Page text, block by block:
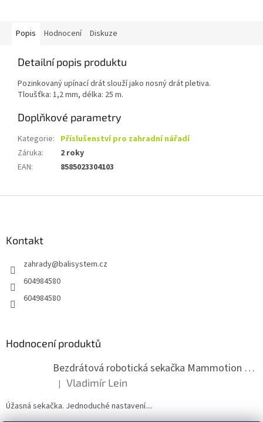
Popis Hodnocení Diskuze
Detailní popis produktu
Pozinkovaný upínací drát slouží jako nosný drát pletiva.
Tloušťka: 1,2 mm, délka: 25 m.
Doplňkové parametry
Kategorie: Příslušenství pro zahradní nářadí
Záruka:
2 roky
EAN: 8585023304103
Kontakt
zahrady@balisystem.cz
604984580
604984580
Hodnocení produktů
Bezdrátová robotická sekačka Mammotion LUBA mini 2 1500
Hodnocení produktu je 5 z 5 hvězdiček.
| Vladimír Lein
Úžasná sekačka. Jednoduché nastavení....